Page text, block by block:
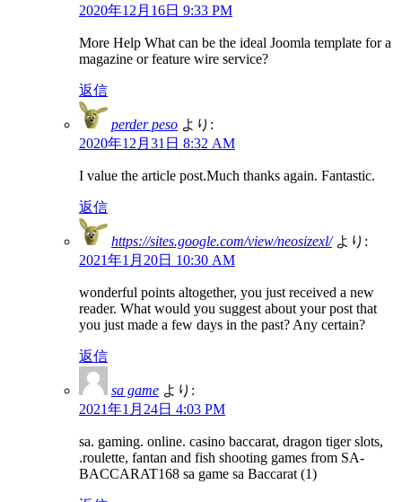
2020年12月16日 9:33 PM
More Help What can be the ideal Joomla template for a
magazine or feature wire service?
返信
perder peso より:
2020年12月31日 8:32 AM
I value the article post.Much thanks again. Fantastic.
返信
https://sites.google.com/view/neosizexl/ より:
2021年1月20日 10:30 AM
wonderful points altogether, you just received a new
reader. What would you suggest about your post that
you just made a few days in the past? Any certain?
返信
sa game より:
2021年1月24日 4:03 PM
sa. gaming. online. casino baccarat, dragon tiger slots,
.roulette, fantan and fish shooting games from SA-
BACCARAT168 sa game sa Baccarat (1)